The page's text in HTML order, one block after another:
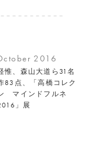
2016
惟、森山大道ら31名
83点、「高橋コレク
マインドフルネ
」展